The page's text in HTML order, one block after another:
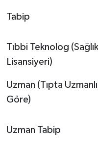
Tabip
Tıbbi Teknolog
Lisansiyeri)
Uzman (Tıpta
Göre)
Uzman Tabip